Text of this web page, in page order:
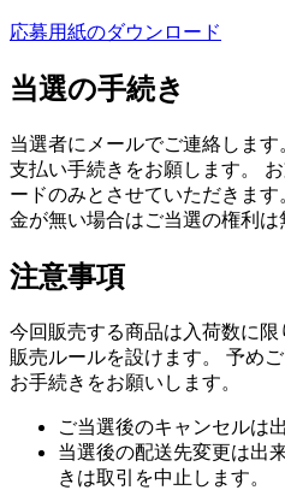
応募用紙のダウンロード
当選の手続き
当選者にメールでご連絡しま
支払い手続きをお願します。
ードのみとさせていただきます
金が無い場合はご当選の権利は
注意事項
今回販売する商品は入荷数に
販売ルールを設けます。 予め
お手続きをお願いします。
ご当選後のキャンセルは
当選後の配送先変更は出
きは取引を中止します。